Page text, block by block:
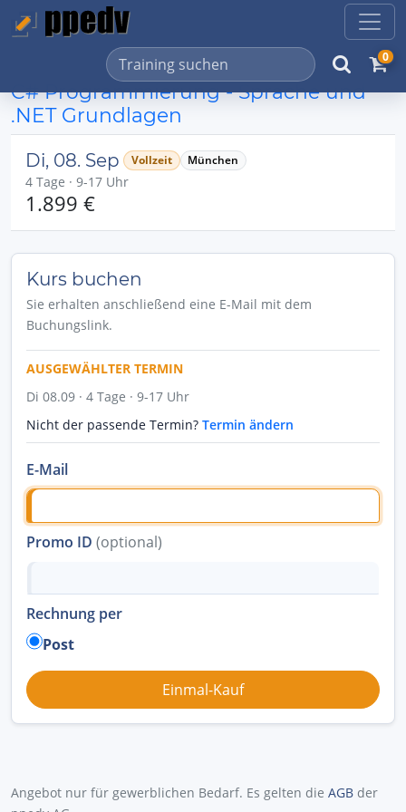
0
C# Programmierung - Sprache und
.NET Grundlagen
Di, 08. Sep Vollzeit München
4 Tage · 9-17 Uhr
1.899 €
Kurs buchen
Sie erhalten anschließend eine E-Mail mit dem
Buchungslink.
AUSGEWÄHLTER TERMIN
Di 08.09 · 4 Tage · 9-17 Uhr
Nicht der passende Termin? Termin ändern
E-Mail
Promo ID (optional)
Rechnung per
Post
Angebot nur für gewerblichen Bedarf. Es gelten die AGB der